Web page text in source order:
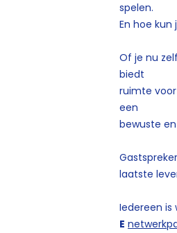
spelen.
En hoe
Of je nu
biedt
ruimte
een
bewuste
laatste
Iedereen is
E